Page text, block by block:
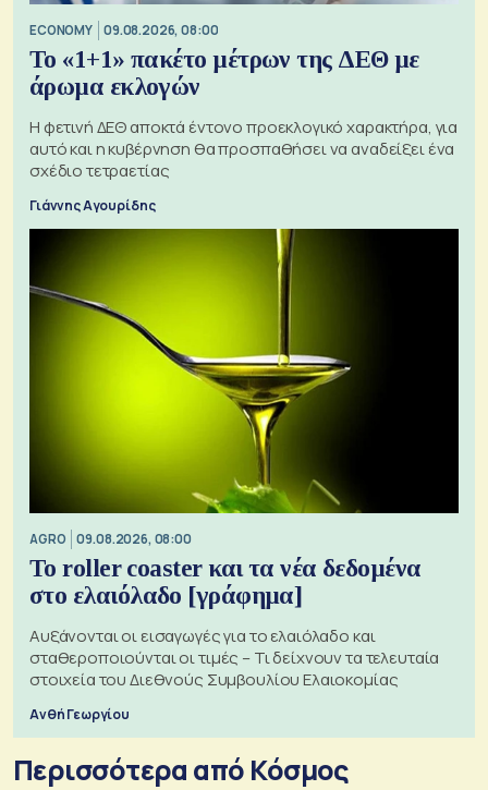
ECONOMY 09.08.2026, 08:00
Το «1+1» πακέτο μέτρων της ΔΕΘ με
άρωμα εκλογών
Η φετινή ΔΕΘ αποκτά έντονο προεκλογικό χαρακτήρα, για
αυτό και η κυβέρνηση θα προσπαθήσει να αναδείξει ένα
σχέδιο τετραετίας
Γιάννης Αγουρίδης
AGRO 09.08.2026, 08:00
Το roller coaster και τα νέα δεδομένα
στο ελαιόλαδο [γράφημα]
Αυξάνονται οι εισαγωγές για το ελαιόλαδο και
σταθεροποιούνται οι τιμές – Τι δείχνουν τα τελευταία
στοιχεία του Διεθνούς Συμβουλίου Ελαιοκομίας
Ανθή Γεωργίου
Περισσότερα από Κόσμος